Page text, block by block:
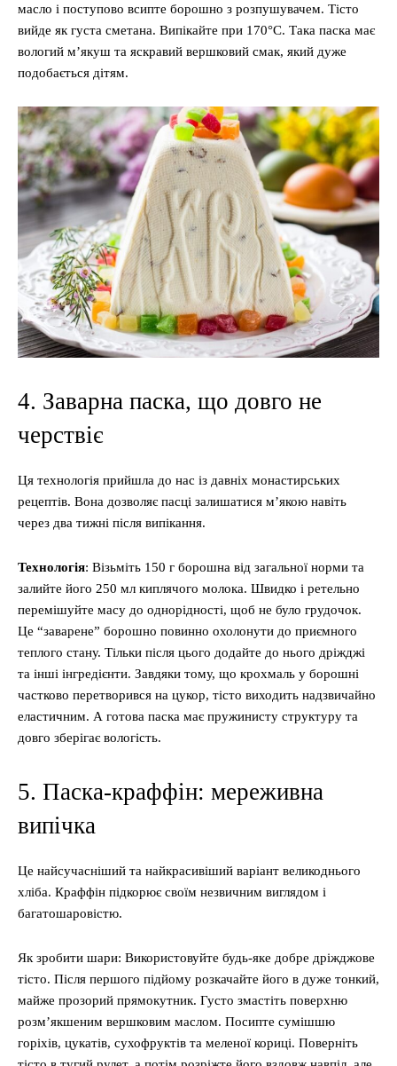
масло і поступово всипте борошно з розпушувачем. Тісто
вийде як густа сметана. Випікайте при 170°C. Така паска має
вологий м’якуш та яскравий вершковий смак, який дуже
подобається дітям.
4. Заварна паска, що довго не
черствіє
Ця технологія прийшла до нас із давніх монастирських
рецептів. Вона дозволяє пасці залишатися м’якою навіть
через два тижні після випікання.
Технологія: Візьміть 150 г борошна від загальної норми та
залийте його 250 мл киплячого молока. Швидко і ретельно
перемішуйте масу до однорідності, щоб не було грудочок.
Це “заварене” борошно повинно охолонути до приємного
теплого стану. Тільки після цього додайте до нього дріжджі
та інші інгредієнти. Завдяки тому, що крохмаль у борошні
частково перетворився на цукор, тісто виходить надзвичайно
еластичним. А готова паска має пружинисту структуру та
довго зберігає вологість.
5. Паска-краффін: мереживна
випічка
Це найсучасніший та найкрасивіший варіант великоднього
хліба. Краффін підкорює своїм незвичним виглядом і
багатошаровістю.
Як зробити шари: Використовуйте будь-яке добре дріжджове
тісто. Після першого підйому розкачайте його в дуже тонкий,
майже прозорий прямокутник. Густо змастіть поверхню
розм’якшеним вершковим маслом. Посипте сумішшю
горіхів, цукатів, сухофруктів та меленої кориці. Поверніть